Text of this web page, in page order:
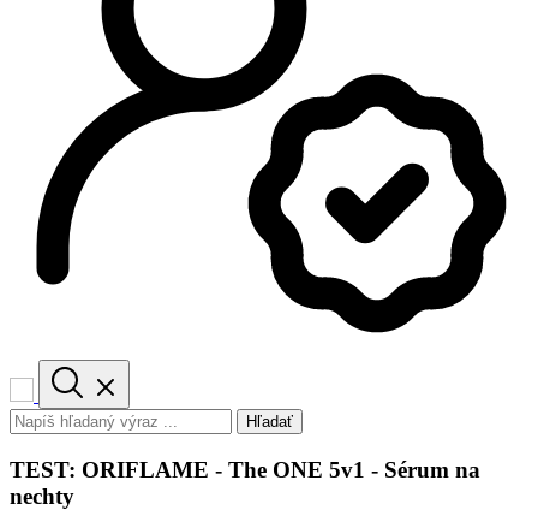
Hľadať
TEST: ORIFLAME - The ONE 5v1 - Sérum na
nechty